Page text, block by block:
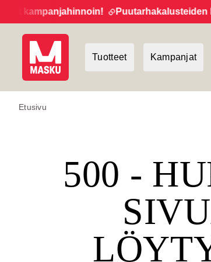
kampanjahinnoin! Puutarhakalusteiden
Tuotteet Kampanjat
Etusivu
500 -